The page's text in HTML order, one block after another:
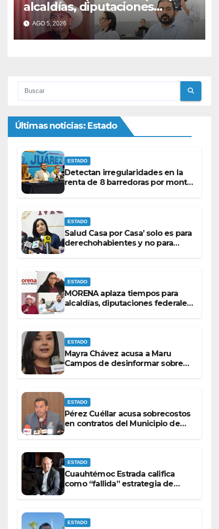
alcaldías, diputaciones
federales y candidatos a
gubernaturas para
septiembre.
AGO 5, 2026
Últimas noticias: Estado
ESTADO
Detectan irregularidades en la
renta de 8 barredoras por monto
ESTADO
Salud Casa por Casa’ solo es para
derechohabientes y no para
ESTADO
MORENA aplaza tiempos para
alcaldías, diputaciones federales
ESTADO
Mayra Chávez acusa a Maru
Campos de desinformar sobre
ESTADO
Pérez Cuéllar acusa sobrecostos
en contratos del Municipio de
ESTADO
Cuauhtémoc Estrada califica
como “fallida” estrategia de
ESTADO